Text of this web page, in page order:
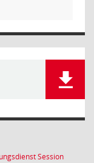
Session(Wird in